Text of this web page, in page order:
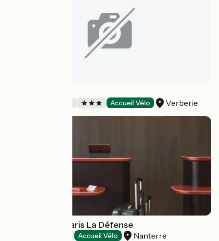
Accueil Vélo Verberie
OKKO Hotels Paris La Défense
Accueil Vélo Nanterre